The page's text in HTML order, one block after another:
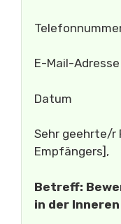
E-Mail-Adresse
Datum
Sehr geehrte/r
Empfängers],
Betreff:
in der